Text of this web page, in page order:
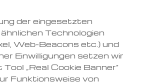
der eingesetzten
Technologien
Web-Beacons etc.) und
Einwilligungen setzen wir
„Real Cookie Banner“
Funktionsweise von